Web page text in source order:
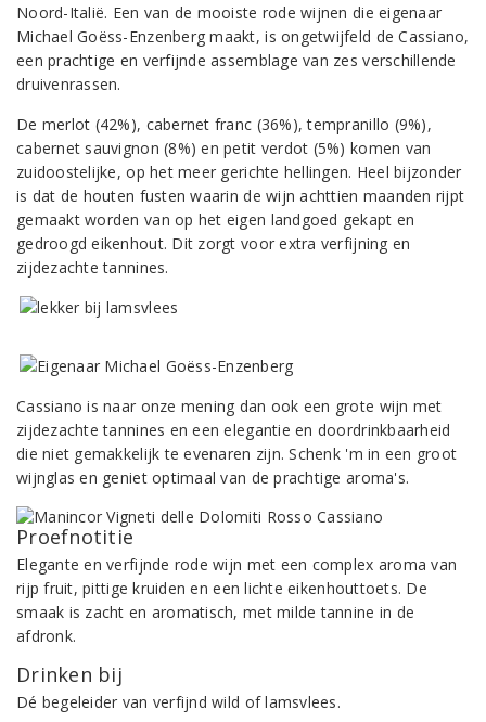
Noord-Italië. Een van de mooiste rode wijnen die eigenaar
Michael Goëss-Enzenberg maakt, is ongetwijfeld de Cassiano,
een prachtige en verfijnde assemblage van zes verschillende
druivenrassen.
De merlot (42%), cabernet franc (36%), tempranillo (9%),
cabernet sauvignon (8%) en petit verdot (5%) komen van
zuidoostelijke, op het meer gerichte hellingen. Heel bijzonder
is dat de houten fusten waarin de wijn achttien maanden rijpt
gemaakt worden van op het eigen landgoed gekapt en
gedroogd eikenhout. Dit zorgt voor extra verfijning en
zijdezachte tannines.
Cassiano is naar onze mening dan ook een grote wijn met
zijdezachte tannines en een elegantie en doordrinkbaarheid
die niet gemakkelijk te evenaren zijn. Schenk 'm in een groot
wijnglas en geniet optimaal van de prachtige aroma's.
Proefnotitie
Elegante en verfijnde rode wijn met een complex aroma van
rijp fruit, pittige kruiden en een lichte eikenhouttoets. De
smaak is zacht en aromatisch, met milde tannine in de
afdronk.
Drinken bij
Dé begeleider van verfijnd wild of lamsvlees.